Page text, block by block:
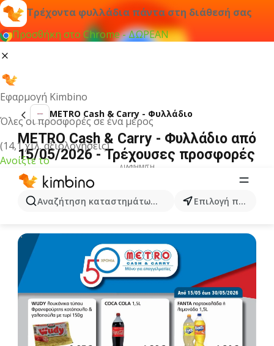
Τρέχοντα φυλλάδια πάντα στη διάθεσή σας
Προσθήκη στο Chrome - ΔΩΡΕΑΝ
Εφαρμογή Kimbino
Όλες οι προσφορές σε ένα μέρος
(14,1 χιλ. αξιολογήσεις)
Ανοίξτε το
Αναζήτηση καταστημάτων, κατηγοριών, προϊόντων...
Επιλογή πόλης
METRO Cash & Carry - Φυλλάδιο
METRO Cash & Carry - Φυλλάδιο από
15/05/2026 - Τρέχουσες προσφορές
ΔΙΑΦΉΜΙΣΗ